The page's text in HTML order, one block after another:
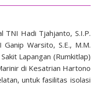
TNI Hadi Tjahjanto, S.I.P.
Warsito, S.E., M.M.
Lapangan (Rumkitlap)
di Kesatrian Hartono
untuk fasilitas isolasi